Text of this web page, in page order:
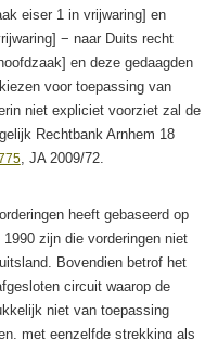
eiser 1 in vrijwaring] en
− naar Duits recht
en deze gedaagden
voor toepassing van
niet expliciet voorziet zal de
Rechtbank Arnhem 18
, JA 2009/72.
heeft gebaseerd op
zijn die vorderingen niet
Bovendien betrof het
circuit waarop de
niet van toepassing
met eenzelfde strekking als